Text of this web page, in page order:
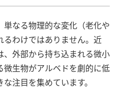
なる物理的な変化（老化や
わけではありません。近
外部から持ち込まれる微小
生物がアルベドを劇的に低
注目を集めています。